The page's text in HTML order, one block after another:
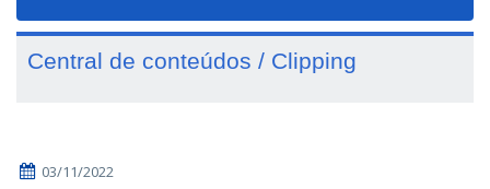
Central de conteúdos / Clipping
03/11/2022